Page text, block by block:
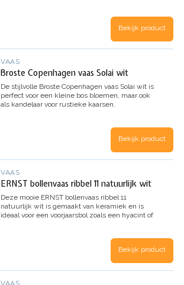
Bekijk product
VAAS
Broste Copenhagen vaas Solai wit
De stijlvolle Broste Copenhagen vaas Solai wit is
perfect voor een kleine bos bloemen, maar ook
als kandelaar voor rustieke kaarsen.
Bekijk product
VAAS
ERNST bollenvaas ribbel 11 natuurlijk wit
Deze mooie ERNST bollenvaas ribbel 11
natuurlijk wit is gemaakt van keramiek en is
ideaal voor een voorjaarsbol zoals een hyacint of
Bekijk product
VAAS